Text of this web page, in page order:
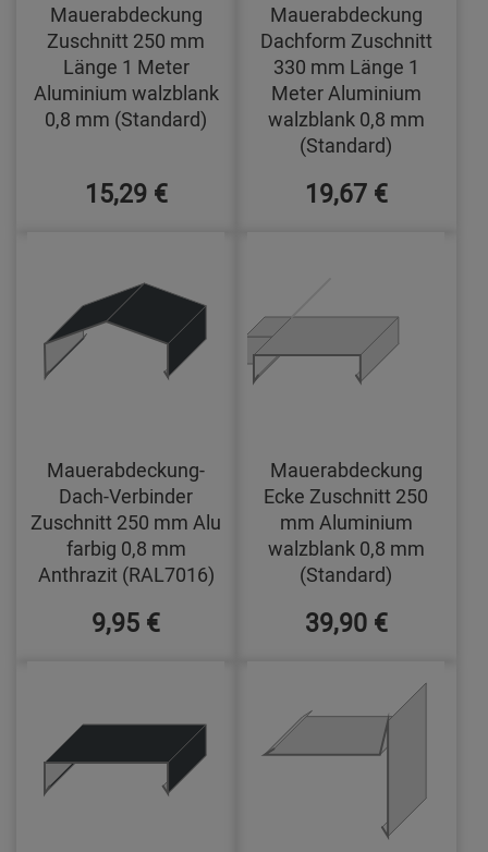
Mauerabdeckung
Zuschnitt 250 mm
Länge 1 Meter
Aluminium walzblank
0,8 mm (Standard)
15,29 €
Mauerabdeckung
Dachform Zuschnitt
330 mm Länge 1
Meter Aluminium
walzblank 0,8 mm
(Standard)
19,67 €
Mauerabdeckung-
Dach-Verbinder
Zuschnitt 250 mm Alu
farbig 0,8 mm
Anthrazit (RAL7016)
9,95 €
Mauerabdeckung
Ecke Zuschnitt 250
mm Aluminium
walzblank 0,8 mm
(Standard)
39,90 €